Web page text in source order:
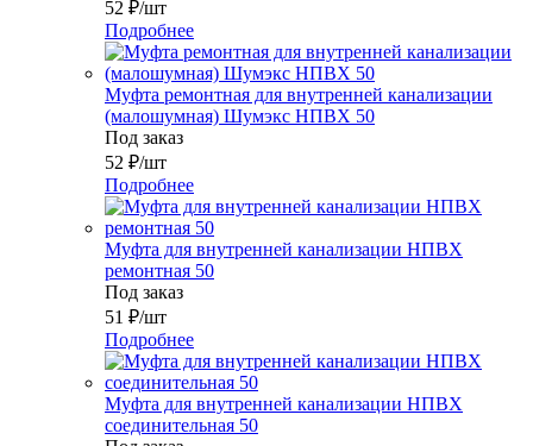
52 ₽/шт
Подробнее
Муфта ремонтная для внутренней канализации
(малошумная) Шумэкс НПВХ 50
Под заказ
52 ₽/шт
Подробнее
Муфта для внутренней канализации НПВХ
ремонтная 50
Под заказ
51 ₽/шт
Подробнее
Муфта для внутренней канализации НПВХ
соединительная 50